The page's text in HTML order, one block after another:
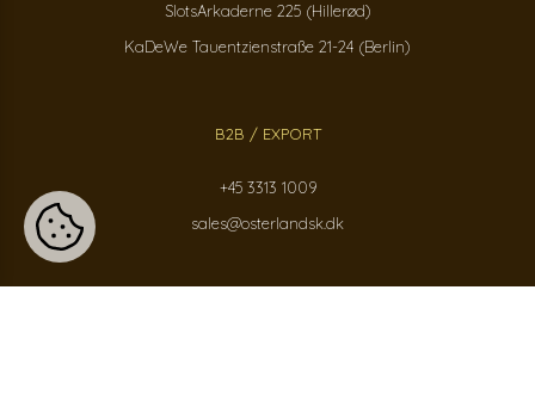
SlotsArkaderne 225 (Hillerød)
KaDeWe Tauentzienstraße 21-24 (Berlin)
B2B / EXPORT
+45 3313 1009
sales@osterlandsk.dk